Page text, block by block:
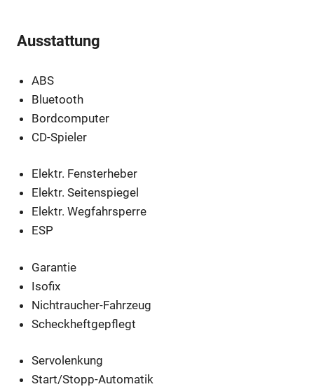
Ausstattung
ABS
Bluetooth
Bordcomputer
CD-Spieler
Elektr. Fensterheber
Elektr. Seitenspiegel
Elektr. Wegfahrsperre
ESP
Garantie
Isofix
Nichtraucher-Fahrzeug
Scheckheftgepflegt
Servolenkung
Start/Stopp-Automatik